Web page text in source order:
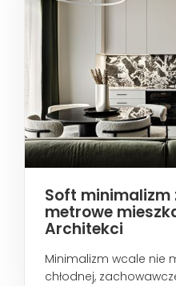
Soft minimalizm
metrowe
Architekci
Minimalizm wcale nie
chłodnej,